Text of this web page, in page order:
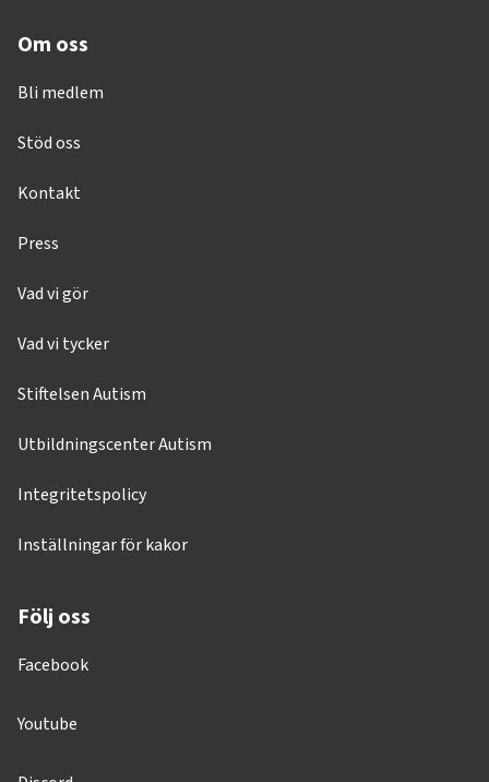
Om oss
Bli medlem
Stöd oss
Kontakt
Press
Vad vi gör
Vad vi tycker
Stiftelsen Autism
Utbildningscenter Autism
Integritetspolicy
Inställningar för kakor
Följ oss
Facebook
Youtube